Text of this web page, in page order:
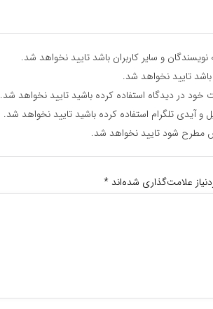
و سایر کاربران باشد تایید نخواهد شد.
تایید نخواهد شد.
خود در دیدگاه استفاده کرده باشید تایید نخواهد شد.
و آیدی تلگرام استفاده کرده باشید تایید نخواهد شد.
مطرح شود تایید نخواهد شد.
علامت‌گذاری شده‌اند *